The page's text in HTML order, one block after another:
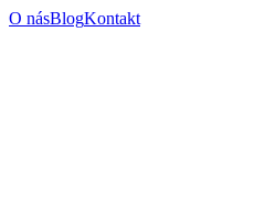
O násBlogKontakt